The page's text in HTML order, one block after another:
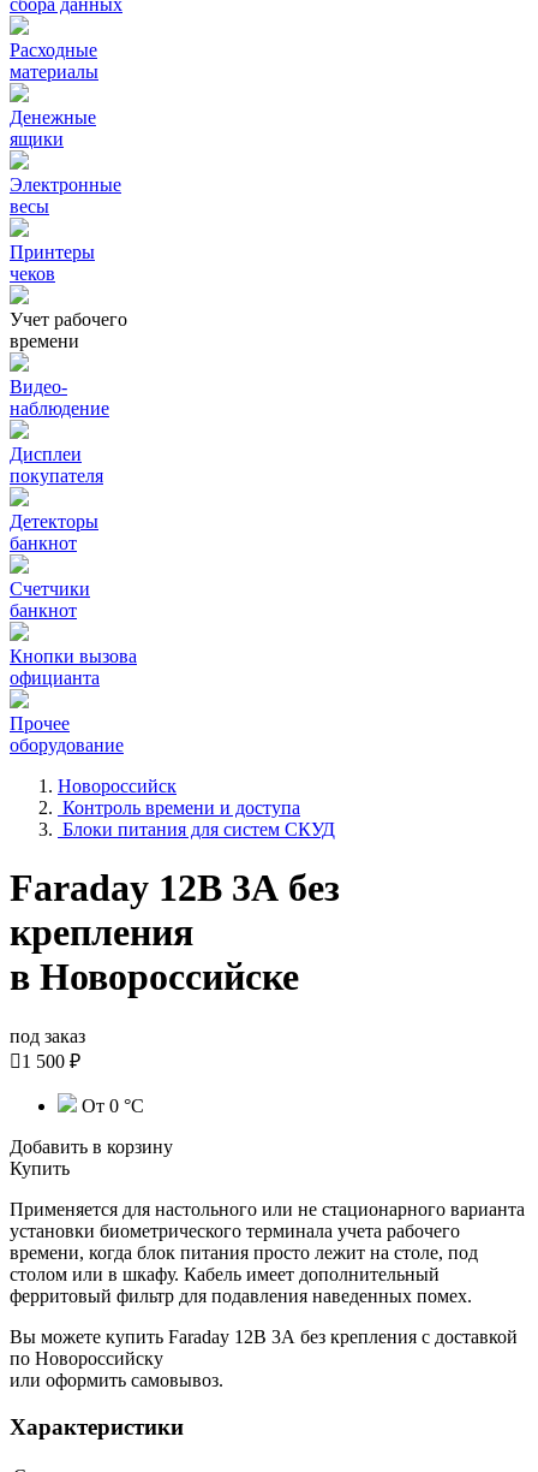
сбора данных
Расходные
материалы
Денежные
ящики
Электронные
весы
Принтеры
чеков
Учет рабочего
времени
Видео‑
наблюдение
Дисплеи
покупателя
Детекторы
банкнот
Счетчики
банкнот
Кнопки вызова
официанта
Прочее
оборудование
Новороссийск
Контроль времени и доступа
Блоки питания для систем СКУД
Faraday 12В 3А без
крепления
в Новороссийске
под заказ
1 500 ₽
От 0 °С
Добавить в корзину
Купить
Применяется для настольного или не стационарного варианта
установки биометрического терминала учета рабочего
времени, когда блок питания просто лежит на столе, под
столом или в шкафу. Кабель имеет дополнительный
ферритовый фильтр для подавления наведенных помех.
Вы можете купить Faraday 12В 3А без крепления с доставкой
по Новороссийску
или оформить самовывоз.
Характеристики